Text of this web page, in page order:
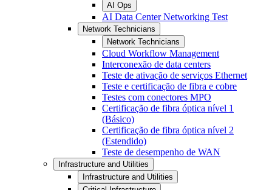
AI Ops
AI Data Center Networking Test
Network Technicians
Network Technicians
Cloud Workflow Management
Interconexão de data centers
Teste de ativação de serviços Ethernet
Teste e certificação de fibra e cobre
Testes com conectores MPO
Certificação de fibra óptica nível 1
(Básico)
Certificação de fibra óptica nível 2
(Estendido)
Teste de desempenho de WAN
Infrastructure and Utilities
Infrastructure and Utilities